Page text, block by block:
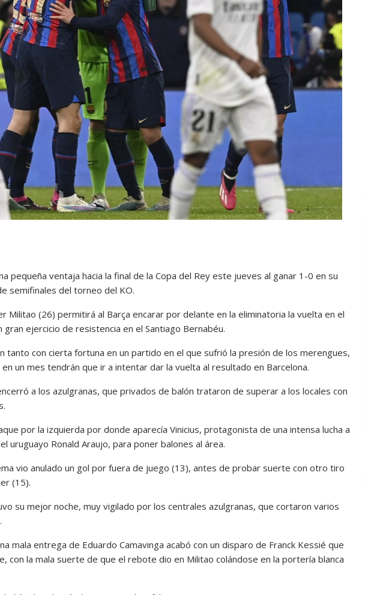
pequeña ventaja hacia la final de la Copa del Rey este jueves al ganar 1-0 en su
semifinales del torneo del KO.
Militao (26) permitirá al Barça encarar por delante en la eliminatoria la vuelta en el
gran ejercicio de resistencia en el Santiago Bernabéu.
tanto con cierta fortuna en un partido en el que sufrió la presión de los merengues,
un mes tendrán que ir a intentar dar la vuelta al resultado en Barcelona.
a los azulgranas, que privados de balón trataron de superar a los locales con
por la izquierda por donde aparecía Vinicius, protagonista de una intensa lucha a
uruguayo Ronald Araujo, para poner balones al área.
vio anulado un gol por fuera de juego (13), antes de probar suerte con otro tiro
(15).
su mejor noche, muy vigilado por los centrales azulgranas, que cortaron varios
mala entrega de Eduardo Camavinga acabó con un disparo de Franck Kessié que
con la mala suerte de que el rebote dio en Militao colándose en la portería blanca